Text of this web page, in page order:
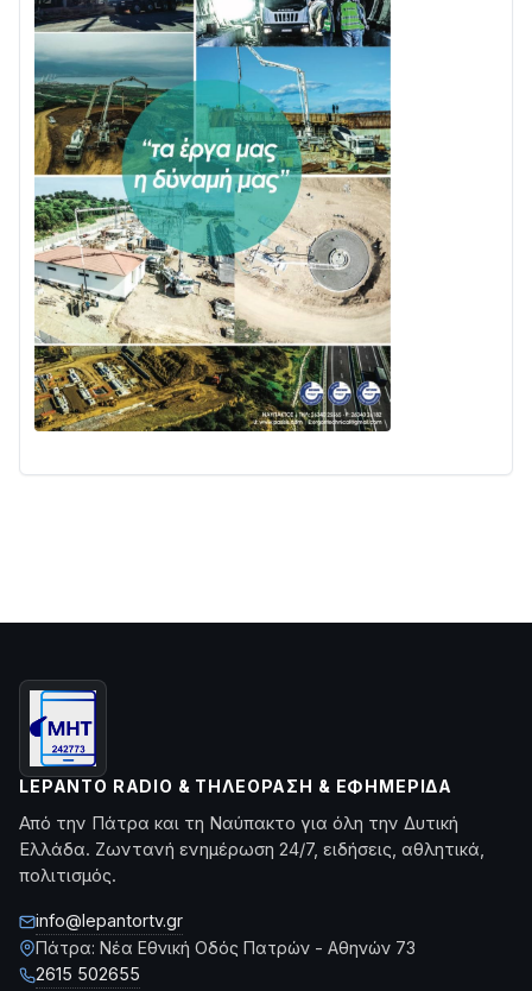
LEPANTO RADIO & ΤΗΛΕΌΡΑΣΗ & ΕΦΗΜΕΡΊΔΑ
Από την Πάτρα και τη Ναύπακτο για όλη την Δυτική
Ελλάδα. Ζωντανή ενημέρωση 24/7, ειδήσεις, αθλητικά,
πολιτισμός.
info@lepantortv.gr
Πάτρα: Νέα Εθνική Οδός Πατρών - Αθηνών 73
2615 502655